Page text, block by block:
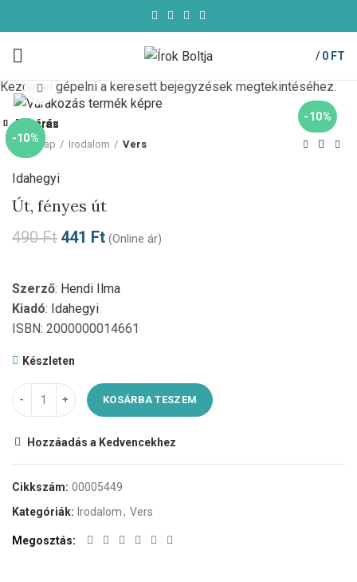
/ 0 FT
-10%
Click to enlarge
Kezdőlap Irodalom Vers
Idahegyi
Út, fényes út
490Ft 441 Ft (Online ár)
Szerző: Hendi Ilma
Kiadó: Idahegyi
ISBN: 2000000014661
Készleten
KOSÁRBA TESZEM
Hozzáadás a Kedvencekhez
Cikkszám: 00005449
Kategóriák: Irodalom, Vers
Megosztás
-10%
Bezárás
-10%
Bezárás
-10%
Bezárás
-10%
Bezárás
-58%
Bezárás
-10%
Bezárás
-10%
Bezárás
-10%
Bezárás
Kezdje el gépelni a keresett bejegyzések megtekintéséhez.